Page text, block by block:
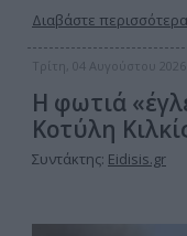
Διαβάστε
Τρίτη, 04 Αυγούστου 2026
Η φωτιά
Κοτύλη
Συντάκτης: Eidisis.gr